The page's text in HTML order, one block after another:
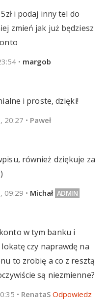
i podaj inny tel do
zmień jak już będziesz
• margob
i proste, dzięki!
20:27 • Paweł
również dziękuje za
09:29 • Michał
w tym banku i
lokatę czy naprawdę na
to zrobię a co z resztą
są niezmienne?
• RenataS Odpowiedz